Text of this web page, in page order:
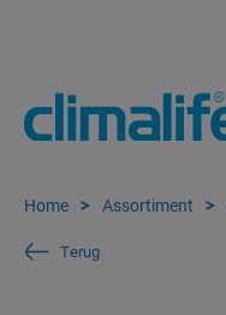
Home Assortiment
Terug